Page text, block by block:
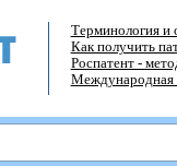
Терминология и
Как получить
Роспатент -
Международная